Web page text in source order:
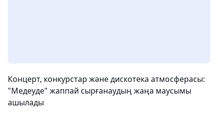
Концерт, конкурстар және дискотека атмосферасы:
"Медеуде" жаппай сырғанаудың жаңа маусымы
ашылады